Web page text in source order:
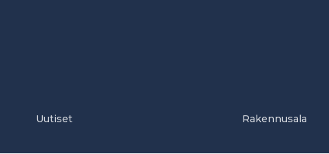
Uutiset Rakennusala